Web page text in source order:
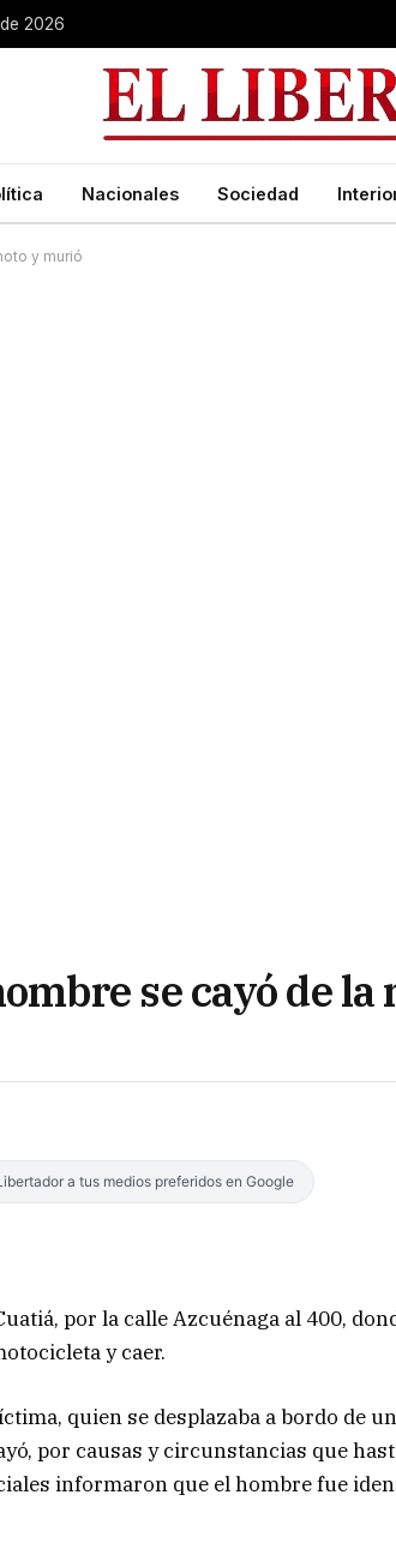
2026
Nacionales Sociedad
y murió
se cayó de
a tus medios preferidos en Google
por la calle Azcuénaga al 400,
y caer.
quien se desplazaba a bordo de
por causas y circunstancias que
informaron que el hombre fue